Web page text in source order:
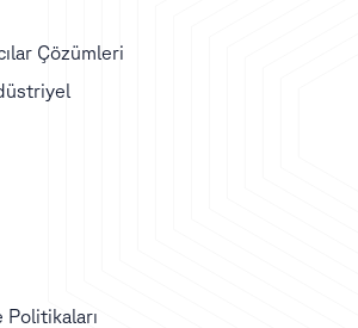
Çözümleri
Politikaları